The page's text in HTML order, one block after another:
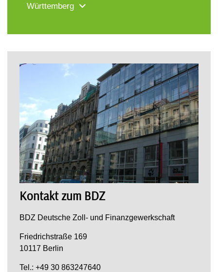
Württemberg
Kontakt zum BDZ
BDZ Deutsche Zoll- und Finanzgewerkschaft
Friedrichstraße 169
10117 Berlin
Tel.: +49 30 863247640